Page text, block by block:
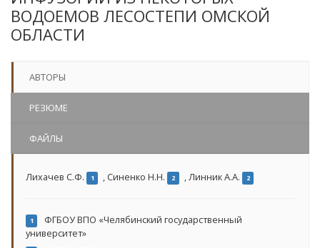
ВОДОЕМОВ ЛЕСОСТЕПИ ОМСКОЙ
ОБЛАСТИ
АВТОРЫ
РЕЗЮМЕ
ФАЙЛЫ
Лихачев С.Ф. 1 , Синенко Н.Н. 2 ,Линник А.А. 2
1
ФГБОУ ВПО «Челябинский государственный
университет»